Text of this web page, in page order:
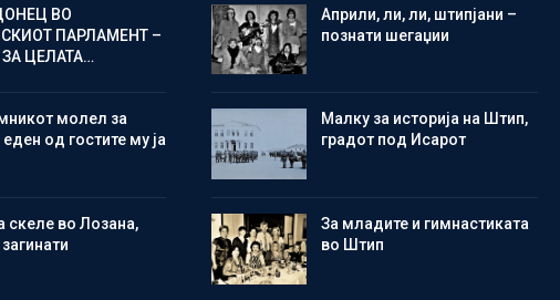
ВО
ПАРЛАМЕНТ –
ЦЕЛАТА…
молел за
еден од гостите му ја
скеле во Лозана,
Aприли, ли, ли, штипјани –
познати шегаџии
Малку за историја на Штип,
градот под Исарот
Зa младите и гимнастиката
во Штип